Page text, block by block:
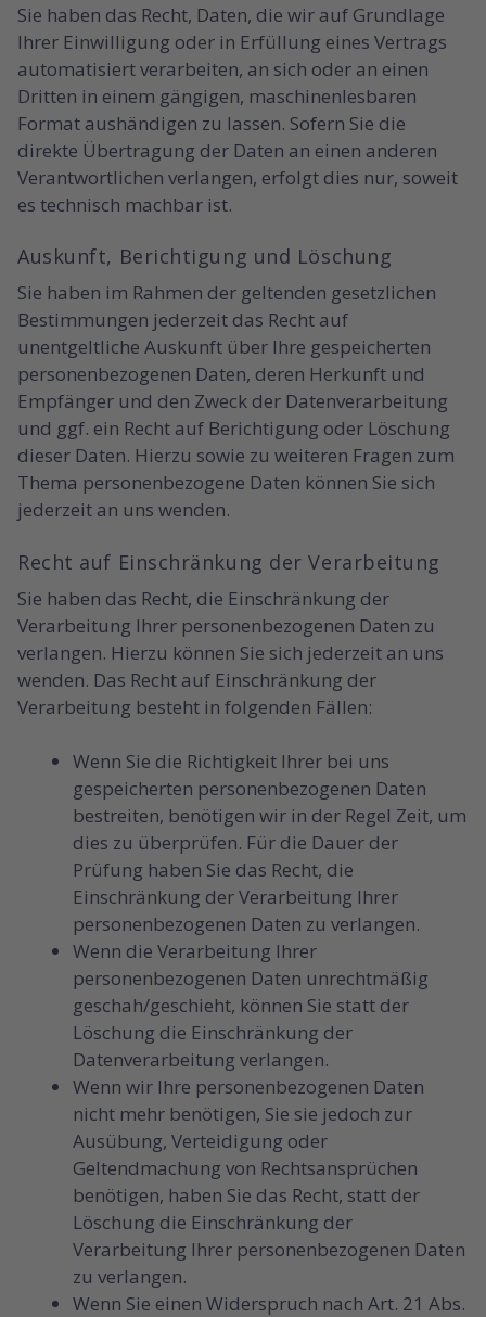
Sie haben das Recht, Daten, die wir auf Grundlage
Ihrer Einwilligung oder in Erfüllung eines Vertrags
automatisiert verarbeiten, an sich oder an einen
Dritten in einem gängigen, maschinenlesbaren
Format aushändigen zu lassen. Sofern Sie die
direkte Übertragung der Daten an einen anderen
Verantwortlichen verlangen, erfolgt dies nur, soweit
es technisch machbar ist.
Auskunft, Berichtigung und Löschung
Sie haben im Rahmen der geltenden gesetzlichen
Bestimmungen jederzeit das Recht auf
unentgeltliche Auskunft über Ihre gespeicherten
personenbezogenen Daten, deren Herkunft und
Empfänger und den Zweck der Datenverarbeitung
und ggf. ein Recht auf Berichtigung oder Löschung
dieser Daten. Hierzu sowie zu weiteren Fragen zum
Thema personenbezogene Daten können Sie sich
jederzeit an uns wenden.
Recht auf Einschränkung der Verarbeitung
Sie haben das Recht, die Einschränkung der
Verarbeitung Ihrer personenbezogenen Daten zu
verlangen. Hierzu können Sie sich jederzeit an uns
wenden. Das Recht auf Einschränkung der
Verarbeitung besteht in folgenden Fällen:
Wenn Sie die Richtigkeit Ihrer bei uns
gespeicherten personenbezogenen Daten
bestreiten, benötigen wir in der Regel Zeit, um
dies zu überprüfen. Für die Dauer der
Prüfung haben Sie das Recht, die
Einschränkung der Verarbeitung Ihrer
personenbezogenen Daten zu verlangen.
Wenn die Verarbeitung Ihrer
personenbezogenen Daten unrechtmäßig
geschah/geschieht, können Sie statt der
Löschung die Einschränkung der
Datenverarbeitung verlangen.
Wenn wir Ihre personenbezogenen Daten
nicht mehr benötigen, Sie sie jedoch zur
Ausübung, Verteidigung oder
Geltendmachung von Rechtsansprüchen
benötigen, haben Sie das Recht, statt der
Löschung die Einschränkung der
Verarbeitung Ihrer personenbezogenen Daten
zu verlangen.
Wenn Sie einen Widerspruch nach Art. 21 Abs.